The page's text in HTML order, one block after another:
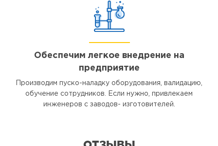
Обеспечим легкое внедрение на
предприятие
Производим пуско-наладку оборудования, валидацию,
обучение сотрудников. Если нужно, привлекаем
инженеров с заводов- изготовителей.